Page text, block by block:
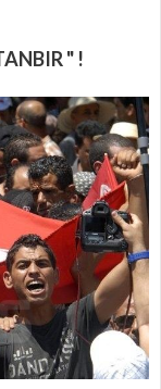
" !